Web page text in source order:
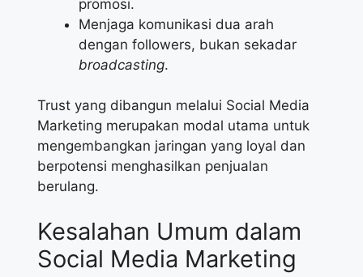
promosi.
Menjaga komunikasi dua arah
dengan followers, bukan sekadar
broadcasting.
Trust yang dibangun melalui Social Media
Marketing merupakan modal utama untuk
mengembangkan jaringan yang loyal dan
berpotensi menghasilkan penjualan
berulang.
Kesalahan Umum dalam
Social Media Marketing